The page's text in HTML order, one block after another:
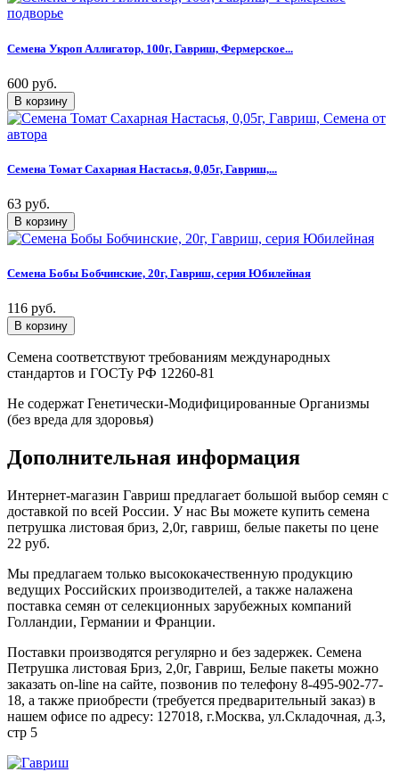
Семена Укроп Аллигатор, 100г, Гавриш, Фермерское...
600 руб.
Семена Томат Сахарная Настасья, 0,05г, Гавриш,...
63 руб.
Семена Бобы Бобчинские, 20г, Гавриш, серия Юбилейная
116 руб.
Семена соответствуют требованиям международных
стандартов и ГОСТу РФ 12260-81
Не содержат Генетически-Модифицированные Организмы
(без вреда для здоровья)
Дополнительная информация
Интернет-магазин Гавриш предлагает большой выбор семян с
доставкой по всей России. У нас Вы можете купить семена
петрушка листовая бриз, 2,0г, гавриш, белые пакеты по цене
22 руб.
Мы предлагаем только высококачественную продукцию
ведущих Российских производителей, а также налажена
поставка семян от селекционных зарубежных компаний
Голландии, Германии и Франции.
Поставки производятся регулярно и без задержек. Семена
Петрушка листовая Бриз, 2,0г, Гавриш, Белые пакеты можно
заказать on-line на сайте, позвонив по телефону 8-495-902-77-
18, а также приобрести (требуется предварительный заказ) в
нашем офисе по адресу: 127018, г.Москва, ул.Складочная, д.3,
стр 5